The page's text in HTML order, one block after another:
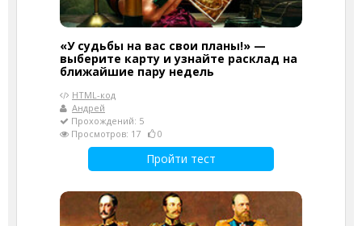
«У судьбы на вас свои планы!» —
выберите карту и узнайте расклад на
ближайшие пару недель
HTML-код
Андрей
Прохождений: 5
Просмотров: 17
0
Пройти тест